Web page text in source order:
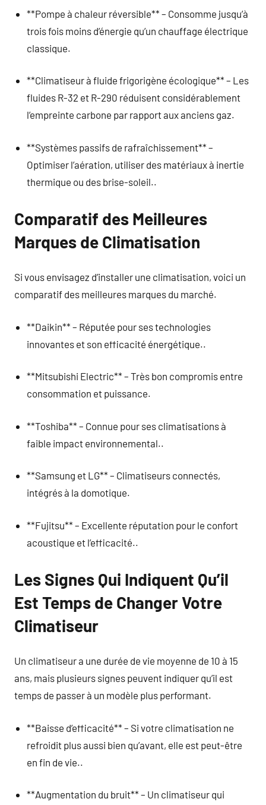
**Pompe à chaleur réversible** – Consomme jusqu’à
trois fois moins d’énergie qu’un chauffage électrique
classique.
**Climatiseur à fluide frigorigène écologique** – Les
fluides R-32 et R-290 réduisent considérablement
l’empreinte carbone par rapport aux anciens gaz.
**Systèmes passifs de rafraîchissement** –
Optimiser l’aération, utiliser des matériaux à inertie
thermique ou des brise-soleil..
Comparatif des Meilleures
Marques de Climatisation
Si vous envisagez d’installer une climatisation, voici un
comparatif des meilleures marques du marché.
**Daikin** – Réputée pour ses technologies
innovantes et son efficacité énergétique..
**Mitsubishi Electric** – Très bon compromis entre
consommation et puissance.
**Toshiba** – Connue pour ses climatisations à
faible impact environnemental..
**Samsung et LG** – Climatiseurs connectés,
intégrés à la domotique.
**Fujitsu** – Excellente réputation pour le confort
acoustique et l’efficacité..
Les Signes Qui Indiquent Qu’il
Est Temps de Changer Votre
Climatiseur
Un climatiseur a une durée de vie moyenne de 10 à 15
ans, mais plusieurs signes peuvent indiquer qu’il est
temps de passer à un modèle plus performant.
**Baisse d’efficacité** – Si votre climatisation ne
refroidit plus aussi bien qu’avant, elle est peut-être
en fin de vie..
**Augmentation du bruit** – Un climatiseur qui